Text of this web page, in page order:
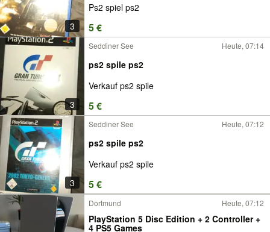
3
Ps2 spiel ps2
5 €
3
Seddiner See Heute, 07:14
ps2 spile ps2
Verkauf ps2 spile
5 €
3
Seddiner See Heute, 07:12
ps2 spile ps2
Verkauf ps2 spile
5 €
Dortmund Heute, 07:12
PlayStation 5 Disc Edition + 2 Controller +
4 PS5 Games